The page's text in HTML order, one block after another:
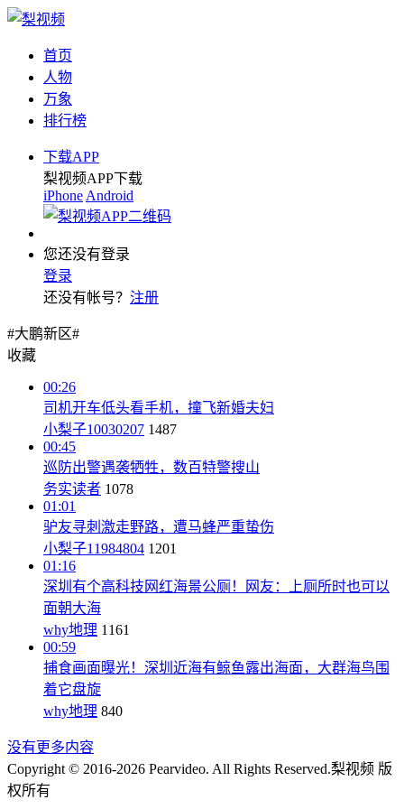
首页
人物
万象
排行榜
下载APP
梨视频APP下载
iPhone Android
您还没有登录
登录
还没有帐号？ 注册
#大鹏新区#
收藏
00:26
司机开车低头看手机，撞飞新婚夫妇
小梨子10030207 1487
00:45
巡防出警遇袭牺牲，数百特警搜山
务实读者 1078
01:01
驴友寻刺激走野路，遭马蜂严重蛰伤
小梨子11984804 1201
01:16
深圳有个高科技网红海景公厕！网友：上厕所时也可以
面朝大海
why地理 1161
00:59
捕食画面曝光！深圳近海有鲸鱼露出海面，大群海鸟围
着它盘旋
why地理 840
没有更多内容
Copyright © 2016-2026 Pearvideo. All Rights Reserved.梨视频 版
权所有